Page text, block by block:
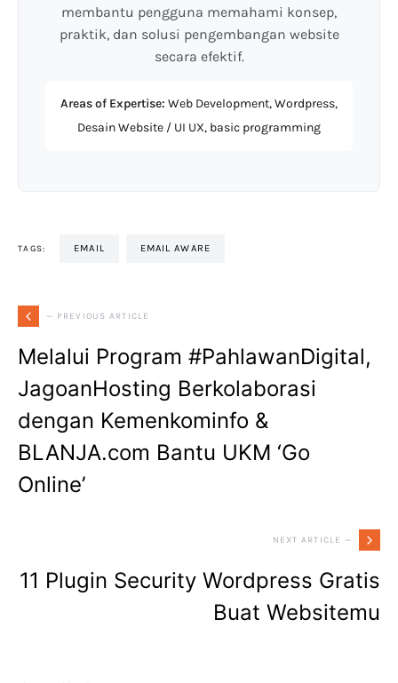
membantu pengguna memahami konsep,
praktik, dan solusi pengembangan website
secara efektif.
Areas of Expertise: Web Development, Wordpress,
Desain Website / UI UX, basic programming
TAGS: EMAIL EMAIL AWARE
— PREVIOUS ARTICLE
Melalui Program #PahlawanDigital,
JagoanHosting Berkolaborasi
dengan Kemenkominfo &
BLANJA.com Bantu UKM ‘Go
Online’
NEXT ARTICLE —
11 Plugin Security Wordpress Gratis
Buat Websitemu